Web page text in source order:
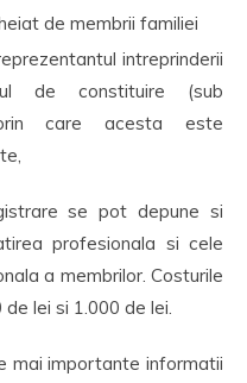
de membrii familiei
intreprinderii
de constituire (sub
care acesta este
se pot depune si
profesionala si cele
a membrilor. Costurile
lei si 1.000 de lei.
mai importante informatii